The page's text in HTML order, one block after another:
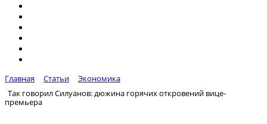
Главная Статьи
Экономика
Так говорил Силуанов: дюжина горячих откровений вице-
премьера